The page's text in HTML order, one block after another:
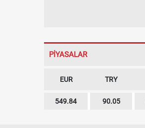
PİYASALAR
EUR TRY
549.84 90.05